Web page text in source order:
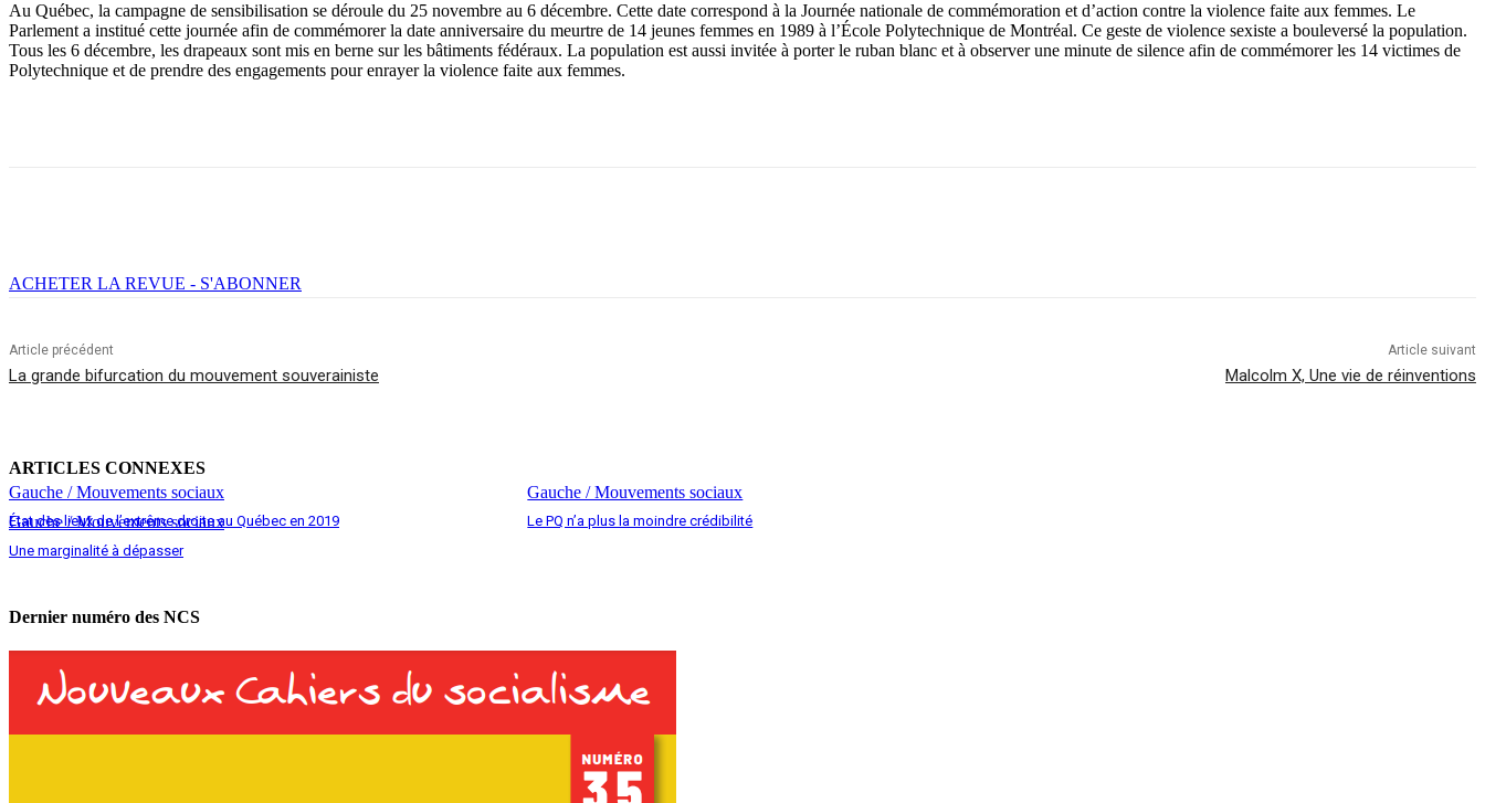
Au Québec, la campagne de sensibilisation se déroule du 25 novembre au 6 décembre. Cette date correspond à la Journée nationale de commémoration et d’action contre la violence faite aux femmes. Le
Parlement a institué cette journée afin de commémorer la date anniversaire du meurtre de 14 jeunes femmes en 1989 à l’École Polytechnique de Montréal. Ce geste de violence sexiste a bouleversé la population.
Tous les 6 décembre, les drapeaux sont mis en berne sur les bâtiments fédéraux. La population est aussi invitée à porter le ruban blanc et à observer une minute de silence afin de commémorer les 14 victimes de
Polytechnique et de prendre des engagements pour enrayer la violence faite aux femmes.
ACHETER LA REVUE - S'ABONNER
Article précédent
La grande bifurcation du mouvement souverainiste
Article suivant
Malcolm X, Une vie de réinventions
ARTICLES CONNEXES
Gauche / Mouvements sociaux
État des lieux de l’extrême droite au Québec en 2019
Gauche / Mouvements sociaux
Le PQ n’a plus la moindre crédibilité
Gauche / Mouvements sociaux
Une marginalité à dépasser
Dernier numéro des NCS